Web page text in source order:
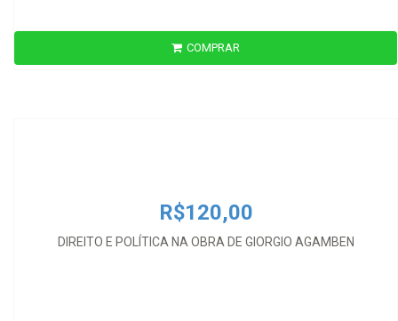
COMPRAR
R$120,00
DIREITO E POLÍTICA NA OBRA DE GIORGIO AGAMBEN
R$120,00